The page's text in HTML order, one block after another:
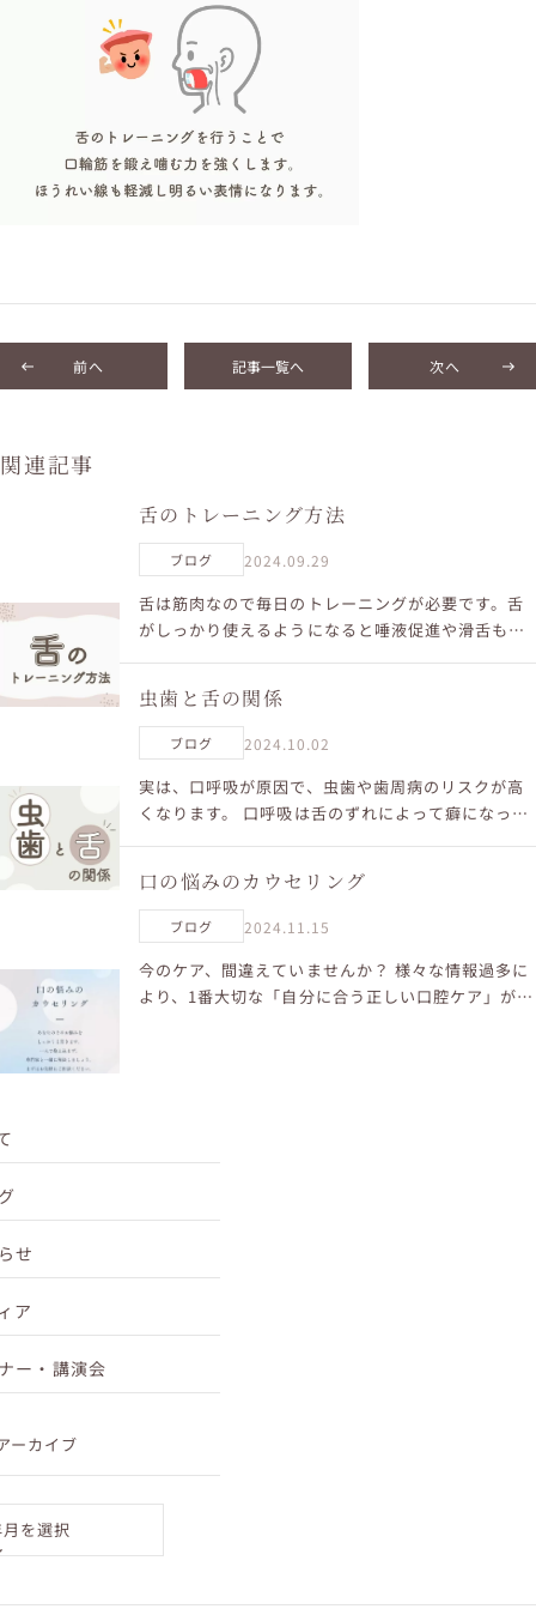
前へ 記事一覧へ 次へ
関連記事
舌のトレーニング方法
ブログ 2024.09.29
舌は筋肉なので毎日のトレーニングが必要です。舌
がしっかり使えるようになると唾液促進や滑舌も良
して笑顔...
虫歯と舌の関係
ブログ 2024.10.02
実は、口呼吸が原因で、虫歯や歯周病のリスクが高
くなります。 口呼吸は舌のずれによって癖になって
しょう！ La...
口の悩みのカウセリング
ブログ 2024.11.15
今のケア、間違えていませんか？ 様々な情報過多に
より、1番大切な「自分に合う正しい口腔ケア」がわ
せ
ア
ー・講演会
ーカイブ
を選択